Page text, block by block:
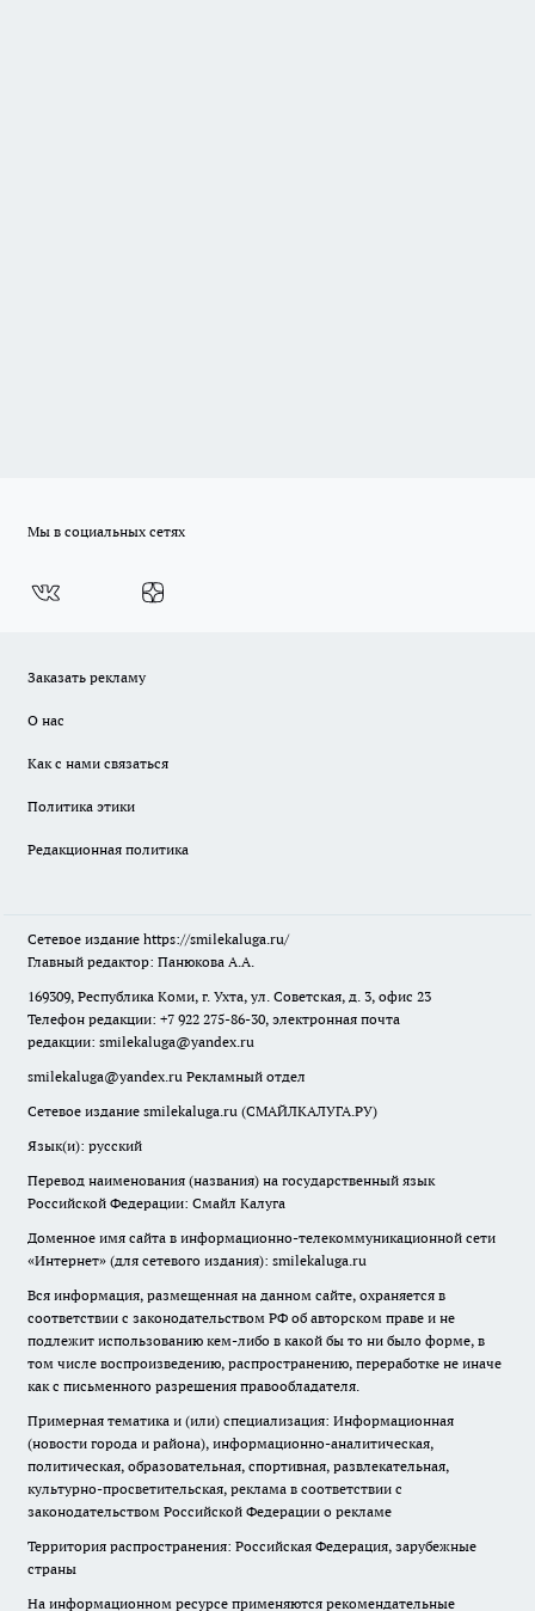
Мы в социальных сетях
Заказать рекламу
О нас
Как с нами связаться
Политика этики
Редакционная политика
Сетевое издание https://smilekaluga.ru/
Главный редактор: Панюкова А.А.
169309, Республика Коми, г. Ухта, ул. Советская, д. 3, офис 23
Телефон редакции: +7 922 275-86-30, электронная почта
редакции: smilekaluga@yandex.ru
smilekaluga@yandex.ru Рекламный отдел
Сетевое издание smilekaluga.ru (СМАЙЛКАЛУГА.РУ)
Язык(и): русский
Перевод наименования (названия) на государственный язык
Российской Федерации: Смайл Калуга
Доменное имя сайта в информационно-телекоммуникационной сети
«Интернет» (для сетевого издания): smilekaluga.ru
Вся информация, размещенная на данном сайте, охраняется в
соответствии с законодательством РФ об авторском праве и не
подлежит использованию кем-либо в какой бы то ни было форме, в
том числе воспроизведению, распространению, переработке не иначе
как с письменного разрешения правообладателя.
Примерная тематика и (или) специализация: Информационная
(новости города и района), информационно-аналитическая,
политическая, образовательная, спортивная, развлекательная,
культурно-просветительская, реклама в соответствии с
законодательством Российской Федерации о рекламе
Территория распространения: Российская Федерация, зарубежные
страны
На информационном ресурсе применяются рекомендательные